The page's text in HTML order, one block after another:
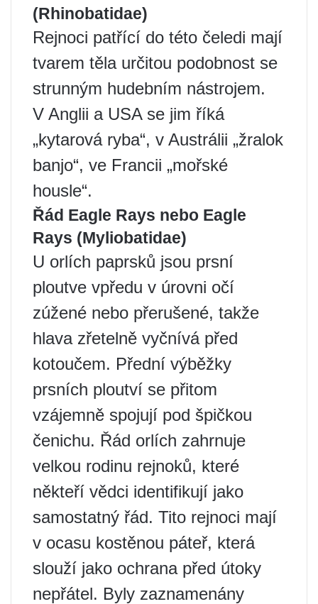
(Rhinobatidae)
Rejnoci patřící do této čeledi mají
tvarem těla určitou podobnost se
strunným hudebním nástrojem.
V Anglii a USA se jim říká
„kytarová ryba“, v Austrálii „žralok
banjo“, ve Francii „mořské
housle“.
Řád Eagle Rays nebo Eagle
Rays (Myliobatidae)
U orlích paprsků jsou prsní
ploutve vpředu v úrovni očí
zúžené nebo přerušené, takže
hlava zřetelně vyčnívá před
kotoučem. Přední výběžky
prsních ploutví se přitom
vzájemně spojují pod špičkou
čenichu. Řád orlích zahrnuje
velkou rodinu rejnoků, které
někteří vědci identifikují jako
samostatný řád. Tito rejnoci mají
v ocasu kostěnou páteř, která
slouží jako ochrana před útoky
nepřátel. Byly zaznamenány